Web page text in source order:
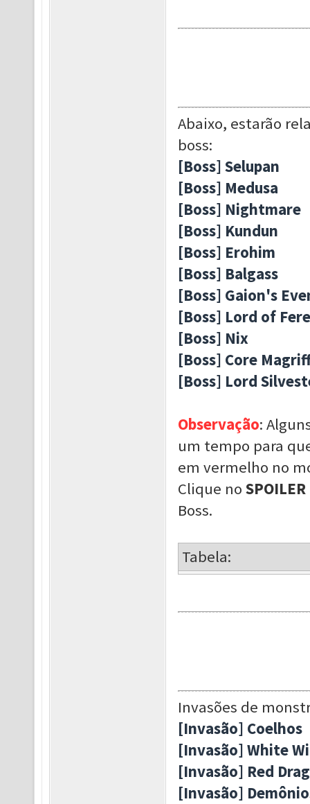
Abaixo, estarão
boss:
[Boss] Selupan
[Boss] Medusa
[Boss] Nightmare
[Boss] Kundun
[Boss] Erohim
[Boss] Balgass
[Boss] Gaion's
[Boss] Lord of
[Boss] Nix
[Boss] Core
[Boss] Lord
Observação:
um tempo para
em vermelho no
Clique no SPOILER
Boss.
Tabela:
Invasões de
[Invasão] Coelhos
[Invasão] White
[Invasão] Red
[Invasão]